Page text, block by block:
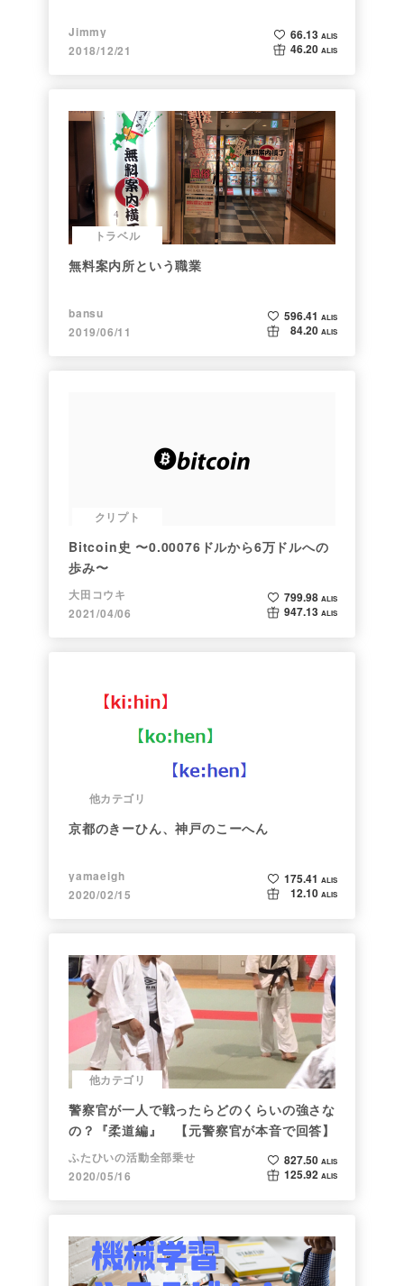
Jimmy
2018/12/21
66.13 ALIS
46.20 ALIS
トラベル
無料案内所という職業
bansu
2019/06/11
596.41 ALIS
84.20 ALIS
クリプト
Bitcoin史 〜0.00076ドルから6万ドルへの
歩み〜
大田コウキ
2021/04/06
799.98 ALIS
947.13 ALIS
他カテゴリ
京都のきーひん、神戸のこーへん
yamaeigh
2020/02/15
175.41 ALIS
12.10 ALIS
他カテゴリ
警察官が一人で戦ったらどのくらいの強さな
の？『柔道編』 【元警察官が本音で回答】
ふたひいの活動全部乗せ
2020/05/16
827.50 ALIS
125.92 ALIS